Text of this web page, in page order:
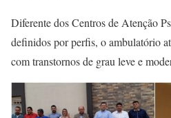
Diferente dos Centros de Atenção
definidos por perfis, o ambulatório
com transtornos de grau leve e